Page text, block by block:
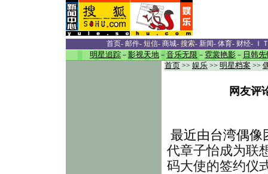
首页- 邮件- 短信- 商城- 搜索- 新闻- 体育- 财经- Ｉ
明星追踪 － 影视天地 － 音乐无限 － 霓裳艳影 － 日韩先
首页 >> 娱乐 >> 明星档案 >>
网友评
 最近由台湾偶像
代章子怡成为联
码大使的签约仪